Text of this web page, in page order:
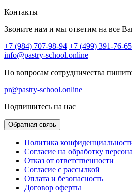
Контакты
Звоните нам и мы ответим на все
+7 (984) 707-98-94 +7 (499) 391-76-65
info@pastry-school.online
По вопросам сотрудничества
pr@pastry-school.online
Подпишитесь на нас
Обратная связь
Политика
Согласие на обработку
Отказ от ответственности
Согласие с рассылкой
Оплата и безопасность
Договор оферты